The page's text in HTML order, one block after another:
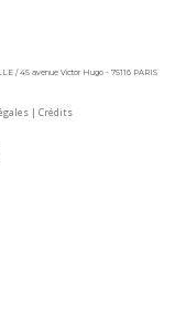
/ 45 avenue Victor Hugo - 75116 PARIS
| Crédits